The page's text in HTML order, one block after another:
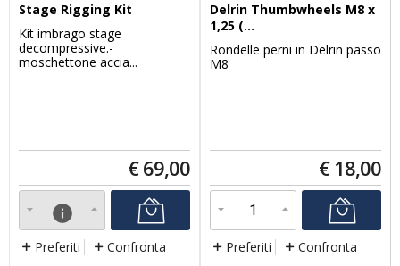
Stage Rigging Kit
Kit imbrago stage
decompressive.-
moschettone accia...
€ 69,00
info
Preferiti Confronta
Delrin Thumbwheels M8 x
1,25 (...
Rondelle perni in Delrin passo
M8
€ 18,00
Preferiti Confronta